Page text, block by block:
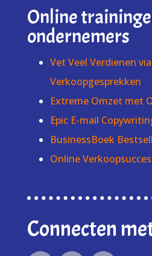
Online
ondernemers
Vet Veel Verdienen via
Verkoopgesprekken
Extreme Omzet met
Epic E-mail
BusinessBoek
Online
Connecten